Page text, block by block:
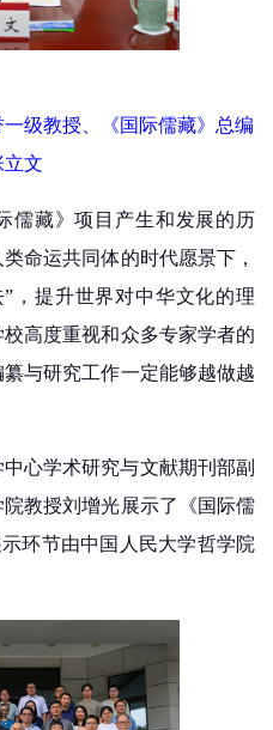
级教授、《国际儒藏》总编
立文
藏》项目产生和发展的历
命运共同体的时代愿景下，
”，提升世界对中华文化的理
高度重视和众多专家学者的
与研究工作一定能够越做越
学术研究与文献期刊部副
教授刘增光展示了《国际儒
环节由中国人民大学哲学院